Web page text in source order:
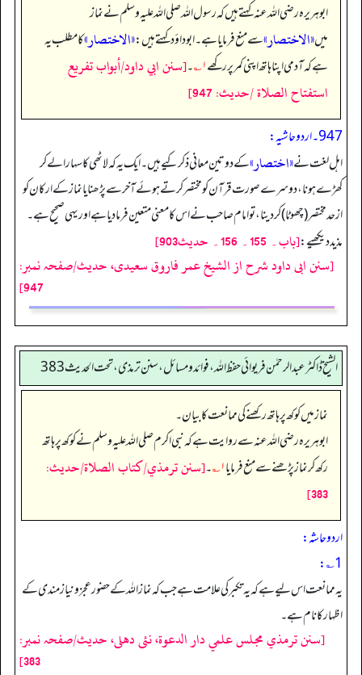
ابوہریرہ رضی اللہ عنہ کہتے ہیں کہ رسول اللہ صلی اللہ علیہ وسلم نے نماز
میں«الاختصار»سے منع فرمایا ہے۔ ابوداؤد کہتے ہیں:«الاختصار»کا مطلب یہ
ہے کہ آدمی اپنا ہاتھ اپنی کمر پر رکھے۱؎ ۔[سنن ابي داود/أبواب تفريع
استفتاح الصلاة /حدیث: 947]
947۔ اردو حاشیہ:
اہل لغت نے«اختصار»کے دو تین معانی ذکر کیے ہیں۔ ایک یہ کہ لاٹھی کا سہارا لے کر
کھڑے ہونا، دوسرے صورت قرآن کو مختصر کرتے ہوئے آخر سے پڑھنا یا نماز کے ارکان کو
ازحد مختصر (چھوٹا) کر دینا، تو امام صاحب نے اس کا معنی متعین فرما دیا ہے اور یہی صحیح ہے۔
مذید دیکھیے:[باب۔ 155۔ 156۔ حديث903]
[سنن ابی داود شرح از الشیخ عمر فاروق سعیدی، حدیث/صفحہ نمبر:
947]
الشیخ ڈاکٹر عبد الرحمٰن فریوائی حفظ اللہ، فوائد و مسائل، سنن ترمذی، تحت الحديث 383
نماز میں کوکھ پر ہاتھ رکھنے کی ممانعت کا بیان۔
ابوہریرہ رضی الله عنہ سے روایت ہے کہ نبی اکرم صلی اللہ علیہ وسلم نے کوکھ پر ہاتھ
رکھ کر نماز پڑھنے سے منع فرمایا۱؎ ۔[سنن ترمذي/كتاب الصلاة/حدیث:
383]
اردو حاشہ:
1؎:
یہ ممانعت اس لیے ہے کہ یہ تکبر کی علامت ہے جب کہ نماز اللہ کے حضور عجز و نیاز مندی کے
اظہار کا نام ہے۔
[سنن ترمذي مجلس علمي دار الدعوة، نئى دهلى، حدیث/صفحہ نمبر:
383]